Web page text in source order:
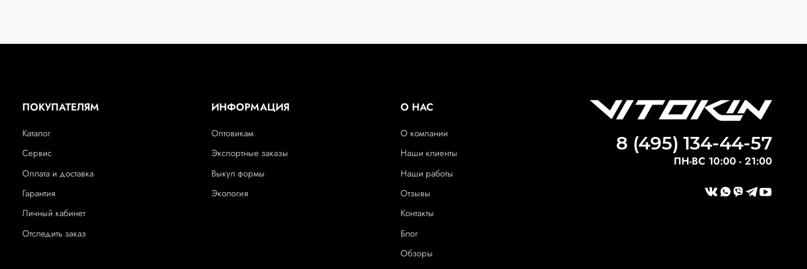
ПОКУПАТЕЛЯМ
Каталог
Сервис
Оплата и доставка
Гарантия
Личный кабинет
Отследить заказ
ИНФОРМАЦИЯ
Оптовикам
Экспортные заказы
Выкуп формы
Экология
О НАС
О компании
Наши клиенты
Наши работы
Отзывы
Контакты
Блог
Обзоры
8 (495) 134-44-57
ПН-ВС 10:00 - 21:00